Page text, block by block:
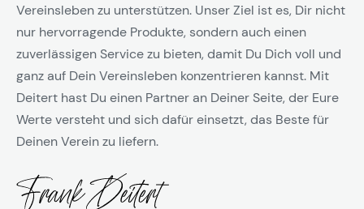
Vereinsleben zu unterstützen. Unser Ziel ist es, Dir nicht
nur hervorragende Produkte, sondern auch einen
zuverlässigen Service zu bieten, damit Du Dich voll und
ganz auf Dein Vereinsleben konzentrieren kannst. Mit
Deitert hast Du einen Partner an Deiner Seite, der Eure
Werte versteht und sich dafür einsetzt, das Beste für
Deinen Verein zu liefern.